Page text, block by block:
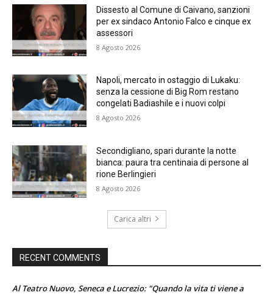
Dissesto al Comune di Caivano, sanzioni
per ex sindaco Antonio Falco e cinque ex
assessori
8 Agosto 2026
Napoli, mercato in ostaggio di Lukaku:
senza la cessione di Big Rom restano
congelati Badiashile e i nuovi colpi
8 Agosto 2026
Secondigliano, spari durante la notte
bianca: paura tra centinaia di persone al
rione Berlingieri
8 Agosto 2026
Carica altri
RECENT COMMENTS
Al Teatro Nuovo, Seneca e Lucrezio: "Quando la vita ti viene a